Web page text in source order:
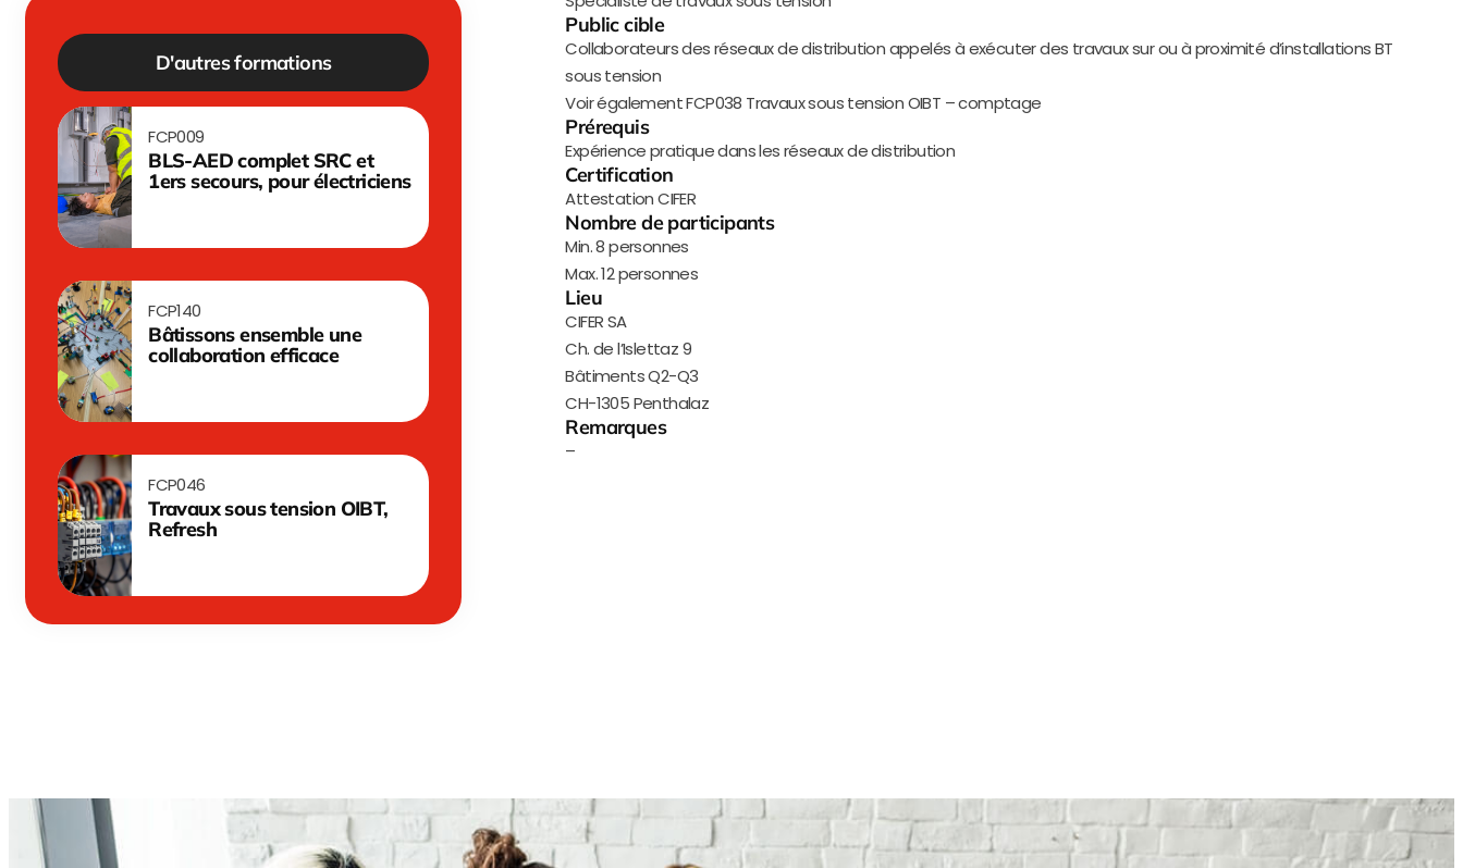
D'autres formations
FCP009
BLS-AED complet SRC et
1ers secours, pour électriciens
FCP140
Bâtissons ensemble une
collaboration efficace
FCP046
Travaux sous tension OIBT,
Refresh
Public cible
Collaborateurs des réseaux de distribution appelés à exécuter des travaux sur ou à proximité d’installations BT
sous tension
Voir également FCP038 Travaux sous tension OIBT – comptage
Prérequis
Expérience pratique dans les réseaux de distribution
Certification
Attestation CIFER
Nombre de participants
Min. 8 personnes
Max. 12 personnes
Lieu
CIFER SA
Ch. de l’Islettaz 9
Bâtiments Q2-Q3
CH-1305 Penthalaz
Remarques
–